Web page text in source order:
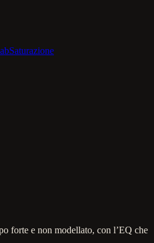
Saturazione
forte e non modellato, con l’EQ che